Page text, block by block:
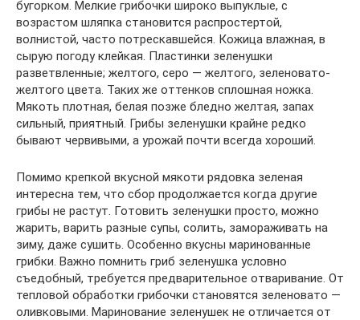
бугорком. Мелкие грибочки широко выпуклые, с
возрастом шляпка становится распростертой,
волнистой, часто потрескавшейся. Кожица влажная, в
сырую погоду клейкая. Пластинки зеленушки
разветвленные; желтого, серо — желтого, зеленовато-
желтого цвета. Таких же оттенков сплошная ножка.
Мякоть плотная, белая позже бледно желтая, запах
сильный, приятный. Грибы зеленушки крайне редко
бывают червивыми, а урожай почти всегда хороший.
Помимо крепкой вкусной мякоти рядовка зеленая
интересна тем, что сбор продолжается когда другие
грибы не растут. Готовить зеленушки просто, можно
жарить, варить разные супы, солить, замораживать на
зиму, даже сушить. Особенно вкусны маринованные
грибки. Важно помнить гриб зеленушка условно
съедобный, требуется предварительное отваривание. От
тепловой обработки грибочки становятся зеленовато —
оливковыми. Маринование зеленушек не отличается от